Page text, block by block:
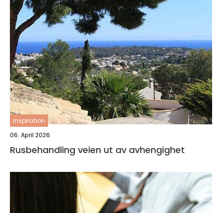
inspiration
06. April 2026
Rusbehandling veien ut av avhengighet